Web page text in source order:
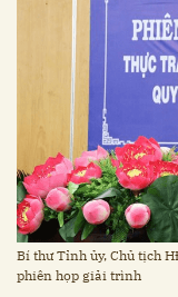
Bí thư Tỉnh ủy, Chủ tịch
phiên họp giải trình